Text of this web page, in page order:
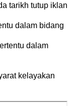
tarikh tutup iklan
dalam bidang
dalam
kelayakan